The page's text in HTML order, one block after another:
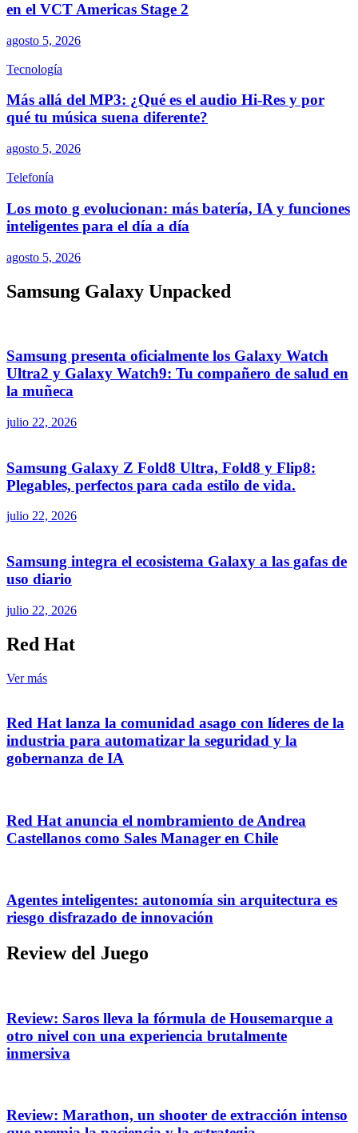
en el VCT Americas Stage 2
agosto 5, 2026
Tecnología
Más allá del MP3: ¿Qué es el audio Hi-Res y por
qué tu música suena diferente?
agosto 5, 2026
Telefonía
Los moto g evolucionan: más batería, IA y funciones
inteligentes para el día a día
agosto 5, 2026
Samsung Galaxy Unpacked
Samsung presenta oficialmente los Galaxy Watch
Ultra2 y Galaxy Watch9: Tu compañero de salud en
la muñeca
julio 22, 2026
Samsung Galaxy Z Fold8 Ultra, Fold8 y Flip8:
Plegables, perfectos para cada estilo de vida.
julio 22, 2026
Samsung integra el ecosistema Galaxy a las gafas de
uso diario
julio 22, 2026
Red Hat
Ver más
Red Hat lanza la comunidad asago con líderes de la
industria para automatizar la seguridad y la
gobernanza de IA
Red Hat anuncia el nombramiento de Andrea
Castellanos como Sales Manager en Chile
Agentes inteligentes: autonomía sin arquitectura es
riesgo disfrazado de innovación
Review del Juego
Review: Saros lleva la fórmula de Housemarque a
otro nivel con una experiencia brutalmente
inmersiva
Review: Marathon, un shooter de extracción intenso